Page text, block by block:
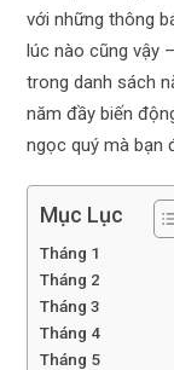
với những thông
lúc nào cũng vậy
trong danh sách
năm đầy biến
ngọc quý mà bạn
Mục Lục
Tháng 1
Tháng 2
Tháng 3
Tháng 4
Tháng 5